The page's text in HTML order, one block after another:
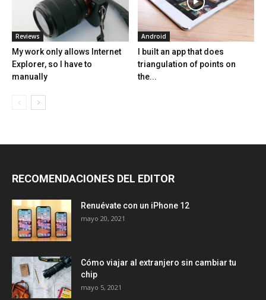
Reviews
My work only allows Internet
Explorer, so I have to
manually
Android
I built an app that does
triangulation of points on
the...
RECOMENDACIONES DEL EDITOR
Renuévate con un iPhone 12
mayo 20, 2021
Cómo viajar al extranjero sin cambiar tu
chip
mayo 5, 2021